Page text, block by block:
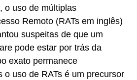
o uso de múltiplas
Remoto (RATs em inglês)
suspeitas de que um
pode estar por trás da
exato permanece
o uso de RATs é um precursor